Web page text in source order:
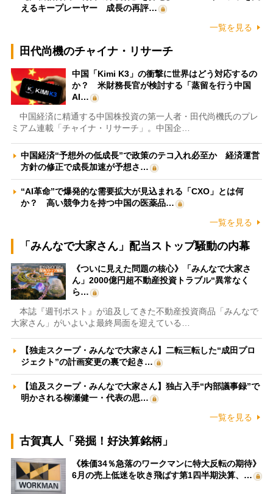
えるキープレーヤー 成長の再評…
一覧を見る
田代尚機のチャイナ・リサーチ
中国「Kimi K3」の衝撃に世界はどう対応するの
か？ 米財務長官が検討する「蒸留を行う中国
AI…
中国経済に精通する中国株投資の第一人者・田代尚機氏のプレ
ミアム連載「チャイナ・リサーチ」。中国企…
中国経済“予想外の低成長”で政策のテコ入れ必至か 経済運営
方針の修正で成長加速が予想さ…
“AI革命”で爆発的な需要拡大が見込まれる「CXO」とは何
か？ 高い競争力を持つ中国の医薬品…
一覧を見る
「みんなで大家さん」配当ストップ騒動の内幕
《ついに見えた問題の核心》「みんなで大家さ
ん」2000億円超不動産投資トラブル“異常なく
ら…
本誌『週刊ポスト』が追及してきた不動産投資商品「みんなで
大家さん」がいよいよ最終局面を迎えている…
【独走スクープ・みんなで大家さん】二転三転した“成田プロ
ジェクト”の計画変更の裏で起き…
【追及スクープ・みんなで大家さん】独占入手“内部議事録”で
明かされる柳瀬健一・代表の思…
一覧を見る
古賀真人「発掘！好決算銘柄」
《株価34％急落のワークマンに特大反転の期待》
6月の売上低迷を吹き飛ばす第1四半期決算、…